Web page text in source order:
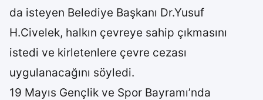
da isteyen Belediye Başkanı Dr.Yusuf
H.Civelek, halkın çevreye sahip çıkmasını
istedi ve kirletenlere çevre cezası
uygulanacağını söyledi.
19 Mayıs Gençlik ve Spor Bayramı’nda